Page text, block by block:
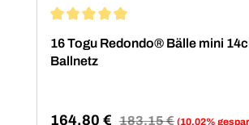
16 Togu Redondo® Bälle mini
Ballnetz
164,80 € Regulärer Preis:
183,15 € (10.02%